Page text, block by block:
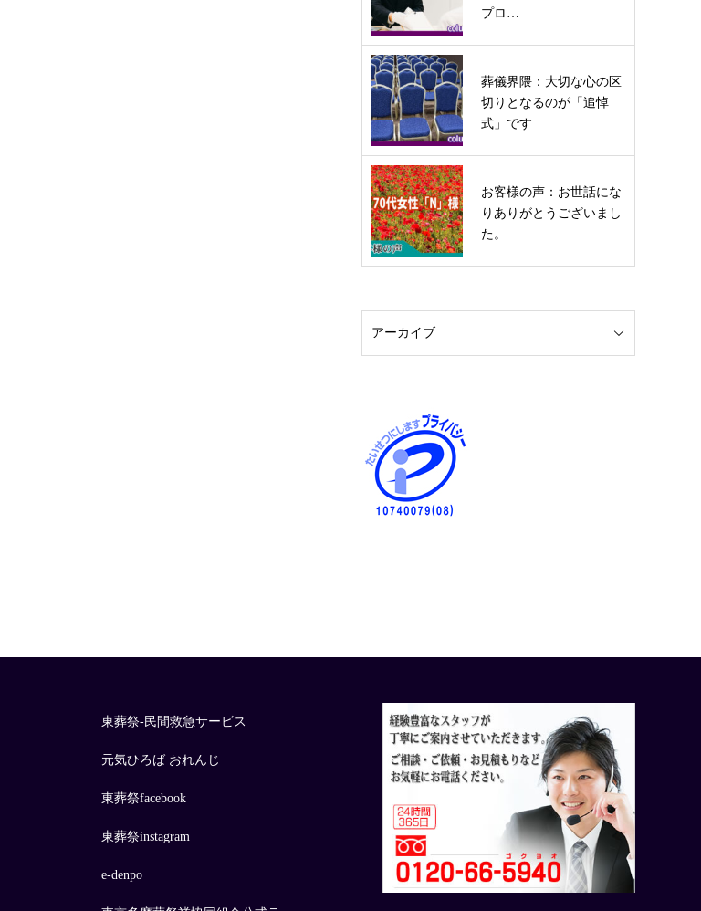
プロ…
葬儀界隈：大切な心の区
切りとなるのが「追悼
式」です
お客様の声：お世話にな
りありがとうございまし
た。
東葬祭-民間救急サービス
元気ひろば おれんじ
東葬祭facebook
東葬祭instagram
e-denpo